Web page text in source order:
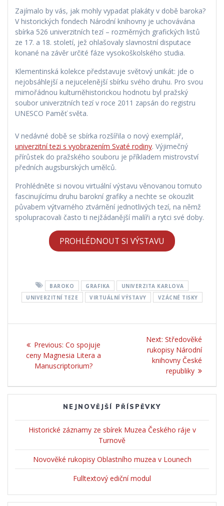
Zajímalo by vás, jak mohly vypadat plakáty v době baroka?
V historických fondech Národní knihovny je uchovávána
sbírka 526 univerzitních tezí – rozměrných grafických listů
ze 17. a 18. století, jež ohlašovaly slavnostní disputace
konané na závěr určité fáze vysokoškolského studia.
Klementinská kolekce představuje světový unikát: jde o
nejobsáhlejší a nejucelenější sbírku svého druhu. Pro svou
mimořádnou kulturněhistorickou hodnotu byl pražský
soubor univerzitních tezí v roce 2011 zapsán do registru
UNESCO Paměť světa.
V nedávné době se sbírka rozšířila o nový exemplář,
univerzitní tezi s vyobrazením Svaté rodiny. Výjimečný
přírůstek do pražského souboru je příkladem mistrovství
předních augsburských umělců.
Prohlédněte si novou virtuální výstavu věnovanou tomuto
fascinujícímu druhu barokní grafiky a nechte se okouzlit
půvabem výtvarného ztvárnění jednotlivých tezí, na němž
spolupracovali často ti nejžádanější malíři a rytci své doby.
PROHLÉDNOUT SI VÝSTAVU
BAROKO GRAFIKA
UNIVERZITA KARLOVA
UNIVERZITNÍ TEZE
VIRTUÁLNÍ VÝSTAVY VZÁCNÉ TISKY
pro
příspěvek
Previous: Previous
post:
Co spojuje
ceny Magnesia Litera a
Manuscriptorium?
Next: Next
post:
Středověké
rukopisy Národní
knihovny České
republiky
NEJNOVĚJŠÍ PŘÍSPĚVKY
Historické záznamy ze sbírek Muzea Českého ráje v
Turnově
Novověké rukopisy Oblastního muzea v Lounech
Fulltextový ediční modul